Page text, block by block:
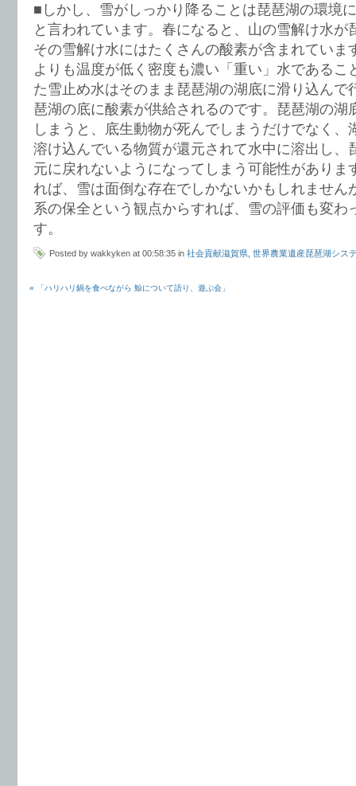
■しかし、雪がしっかり降ることは琵琶湖の環境
と言われています。春になると、山の雪解け水が
その雪解け水にはたくさんの酸素が含まれていま
よりも温度が低く密度も濃い「重い」水であるこ
た雪止め水はそのまま琵琶湖の湖底に滑り込んで
琶湖の底に酸素が供給されるのです。琵琶湖の湖
しまうと、底生動物が死んでしまうだけでなく、
溶け込んでいる物質が還元されて水中に溶出し、
元に戻れないようになってしまう可能性がありま
れば、雪は面倒な存在でしかないかもしれません
系の保全という観点からすれば、雪の評価も変わ
す。
Posted by wakkyken at 00:58:35 in 社会貢献滋賀県 世界農業遺産琵琶湖シス
« 「ハリハリ鍋を食べながら 鯨について語り、遊ぶ会」